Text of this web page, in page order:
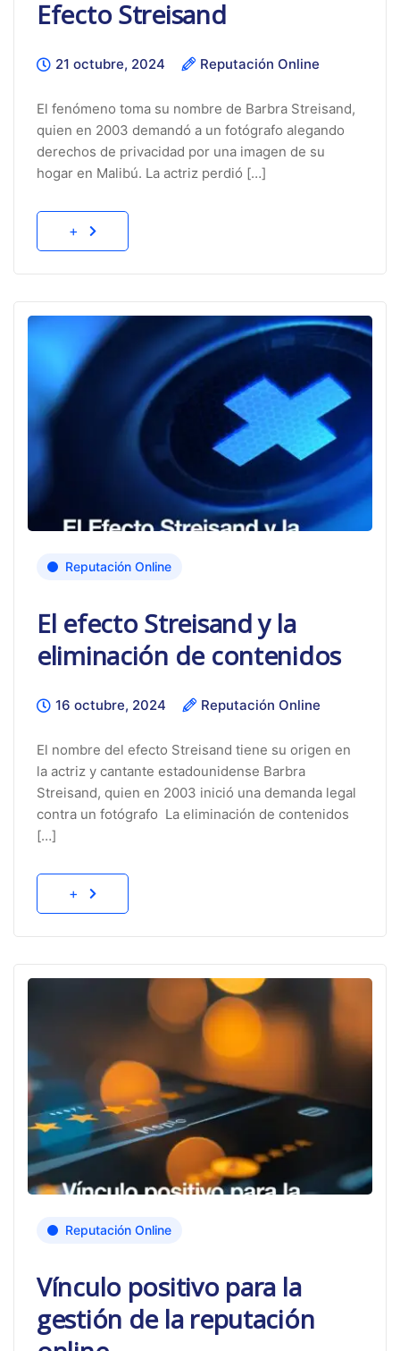
Efecto Streisand
21 octubre, 2024 Reputación Online
El fenómeno toma su nombre de Barbra Streisand,
quien en 2003 demandó a un fotógrafo alegando
derechos de privacidad por una imagen de su
hogar en Malibú. La actriz perdió […]
+
Reputación Online
El efecto Streisand y la
eliminación de contenidos
16 octubre, 2024 Reputación Online
El nombre del efecto Streisand tiene su origen en
la actriz y cantante estadounidense Barbra
Streisand, quien en 2003 inició una demanda legal
contra un fotógrafo La eliminación de contenidos
[…]
+
Reputación Online
Vínculo positivo para la
gestión de la reputación